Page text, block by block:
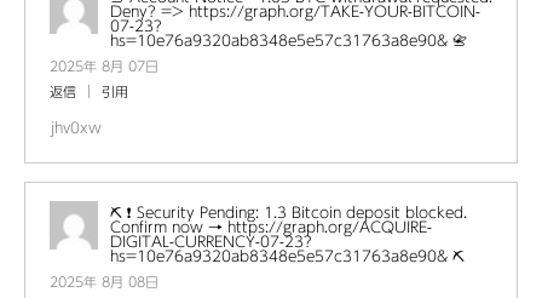
Deny? => https://graph.org/TAKE-YOUR-BITCOIN-
07-23?
hs=10e76a9320ab8348e5e57c31763a8e90& 📇
2025年 8月 07日
返信
引用
jhv0xw
⛏ ❗ Security Pending: 1.3 Bitcoin deposit blocked.
Confirm now → https://graph.org/ACQUIRE-
DIGITAL-CURRENCY-07-23?
hs=10e76a9320ab8348e5e57c31763a8e90& ⛏
2025年 8月 08日